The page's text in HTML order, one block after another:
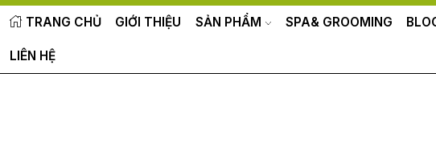
TRANG CHỦ GIỚI THIỆU SẢN PHẨM SPA& GROOMING
LIÊN HỆ